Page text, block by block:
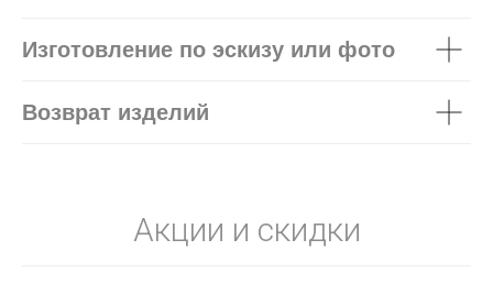
Изготовление по эскизу или фото
Возврат изделий
Акции и скидки